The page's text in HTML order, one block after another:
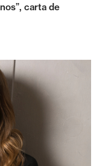
carta de